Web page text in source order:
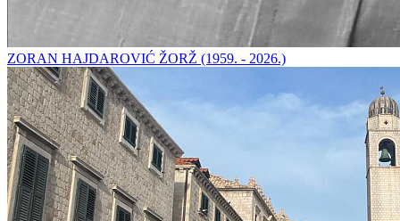
ZORAN HAJDAROVIĆ ŽORŽ (1959. - 2026.)